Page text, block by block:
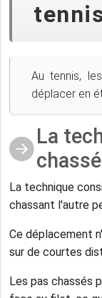
Au tennis,
déplacer en
La
La technique
chassant l'autre
Ce déplacement
sur de courtes
Les pas chassés